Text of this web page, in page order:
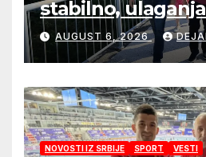
stabilno,
sigurnije
AUGUST 6, 2026
NOVOSTI IZ SRBIJE SPORT VESTI